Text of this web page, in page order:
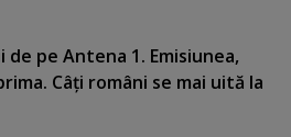
de pe Antena 1. Emisiunea,
Câţi români se mai uită la